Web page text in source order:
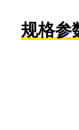
规格参